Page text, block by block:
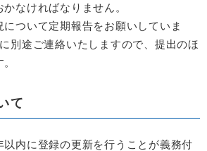
なければなりません。
について定期報告をお願いしていま
別途ご連絡いたしますので、提出のほ
て
以内に登録の更新を行うことが義務付